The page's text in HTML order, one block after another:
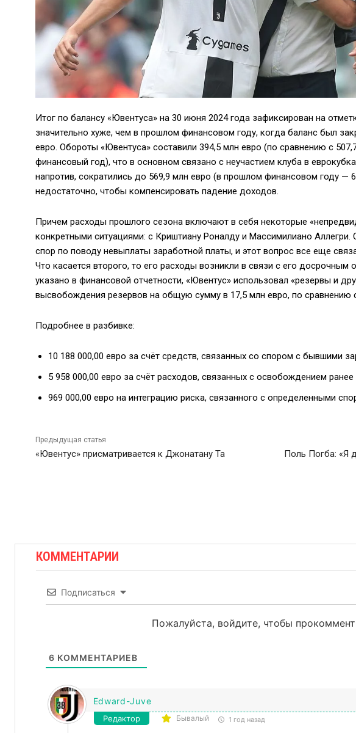
Итог по балансу «Ювентуса» на 30 июня 2024 года зафиксирован на
значительно хуже, чем в прошлом финансовом году, когда баланс был
евро. Обороты «Ювентуса» составили 394,5 млн евро (по сравнению с
финансовый год), что в основном связано с неучастием клуба в
напротив, сократились до 569,9 млн евро (в прошлом финансовом году —
недостаточно, чтобы компенсировать падение доходов.
Причем расходы прошлого сезона включают в себя некоторые
конкретными ситуациями: с Криштиану Роналду и Массимилиано
спор по поводу невыплаты заработной платы, и этот вопрос все еще
Что касается второго, то его расходы возникли в связи с его
указано в финансовой отчетности, «Ювентус» использовал «резервы и
высвобождения резервов на общую сумму в 17,5 млн евро, по сравнению
Подробнее в разбивке:
10 188 000,00 евро за счёт средств, связанных со спором с бывшими
5 958 000,00 евро за счёт расходов, связанных с освобождением ранее
969 000,00 евро на интеграцию риска, связанного с определенными
Предыдущая статья
«Ювентус» присматривается к Джонатану Та
Поль Погба: «Я
КОММЕНТАРИИ
Подписаться
Пожалуйста, войдите, чтобы
6 КОММЕНТАРИЕВ
Edward-Juve
Редактор Бывалый 1 год назад